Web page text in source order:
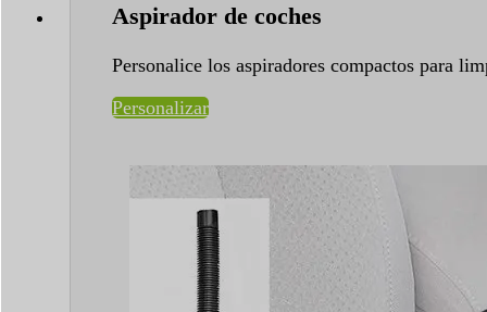
Aspirador de coches
Personalice los aspiradores compactos para
Personalizar